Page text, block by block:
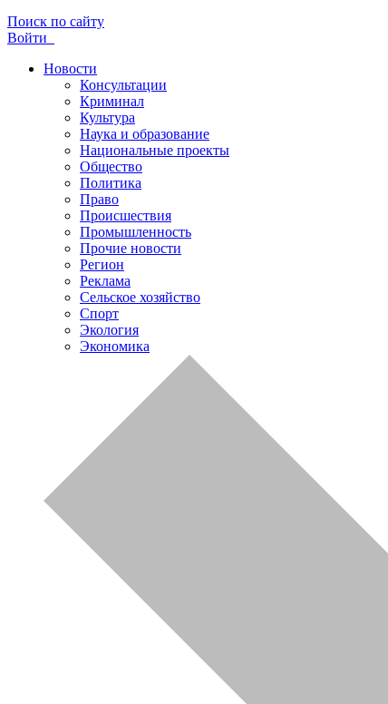
Поиск по сайту
Войти
Новости
Консультации
Криминал
Культура
Наука и образование
Национальные проекты
Общество
Политика
Право
Происшествия
Промышленность
Прочие новости
Регион
Реклама
Сельское хозяйство
Спорт
Экология
Экономика